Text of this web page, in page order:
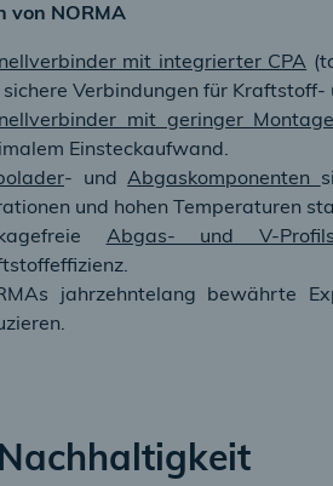
von NORMA
mit integrierter CPA
sichere Verbindungen für Kraftstoff-
mit geringer
Einsteckaufwand.
- undAbgaskomponenten
und hohen Temperaturen
Abgas- und V-
jahrzehntelang bewährte
Nachhaltigkeit